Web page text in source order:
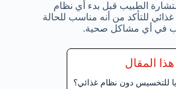
الطبيب قبل بدء أي نظام
للتأكد من أنه مناسب للحالة
في أي مشاكل صحية.
المقال
للتخسيس دون نظام غذائي؟